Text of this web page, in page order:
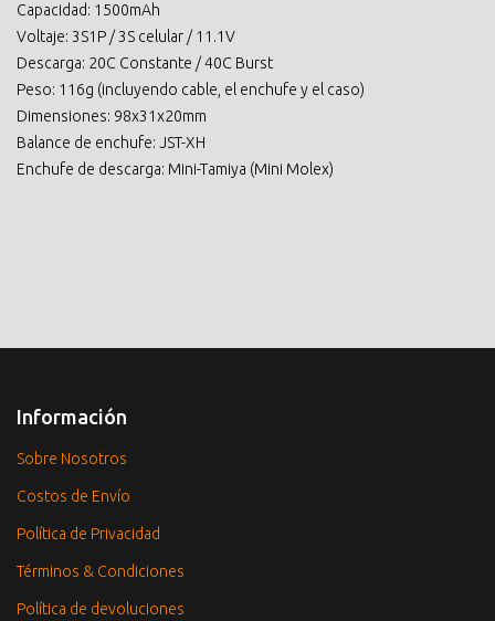
Capacidad: 1500mAh
Voltaje: 3S1P / 3S celular / 11.1V
Descarga: 20C Constante / 40C Burst
Peso: 116g (incluyendo cable, el enchufe y el caso)
Dimensiones: 98x31x20mm
Balance de enchufe: JST-XH
Enchufe de descarga: Mini-Tamiya (Mini Molex)
Información
Sobre Nosotros
Costos de Envío
Política de Privacidad
Términos & Condiciones
Política de devoluciones